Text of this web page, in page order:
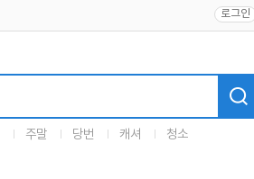
로그인
주말 당번 캐셔 청소